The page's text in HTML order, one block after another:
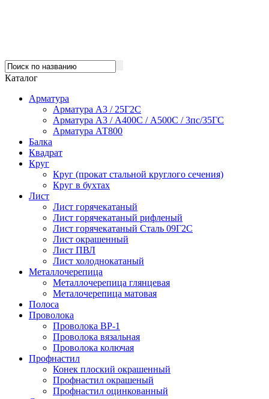
Каталог
Арматура
Арматура А3 / 25Г2С
Арматура А3 / А400С / А500С / 3пс/35ГС
Арматура АТ800
Балка
Квадрат
Круг
Круг (прокат стальной круглого сечения)
Круг в бухтах
Лист
Лист горячекатаный
Лист горячекатаный рифленый
Лист горячекатаный Сталь 09Г2С
Лист окрашенный
Лист ПВЛ
Лист холоднокатаный
Металлочерепица
Металлочерепица глянцевая
Металочерепица матовая
Полоса
Проволока
Проволока ВР-1
Проволока вязальная
Проволока колючая
Профнастил
Конек плоский окрашенный
Профнастил окрашеный
Профнастил оцинкованный